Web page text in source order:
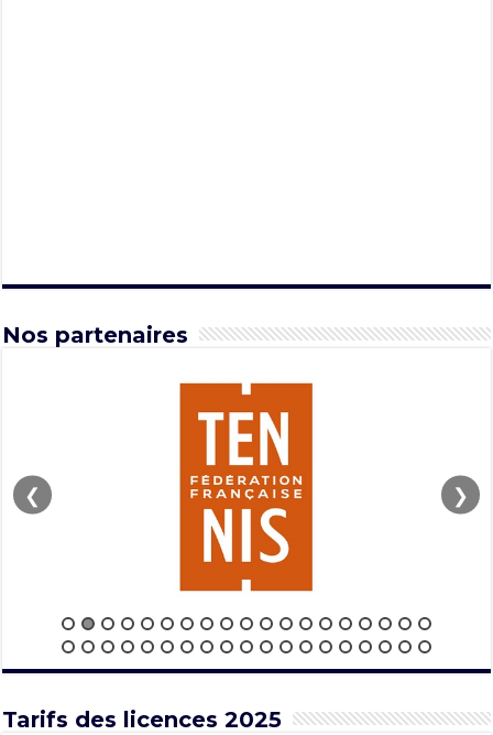
Nos partenaires
❮ ❯
Tarifs des licences 2025